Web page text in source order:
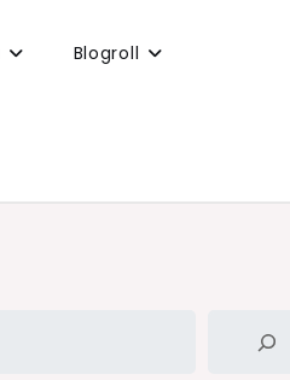
Blogroll